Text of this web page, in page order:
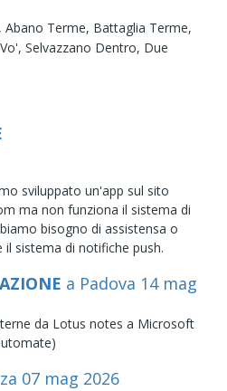
Abano Terme, Battaglia Terme,
Vo', Selvazzano Dentro, Due
sviluppato un'app sul sito
ma non funziona il sistema di
bisogno di assistensa o
sistema di notifiche push.
a Padova 14 mag
da Lotus notes a Microsoft
07 mag 2026